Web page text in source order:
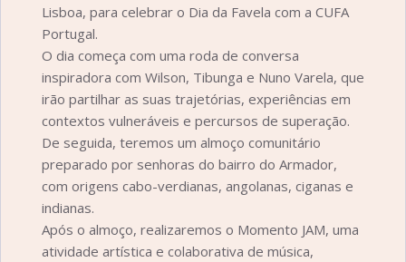
Lisboa, para celebrar o Dia da Favela com a CUFA
Portugal.
O dia começa com uma roda de conversa
inspiradora com Wilson, Tibunga e Nuno Varela, que
irão partilhar as suas trajetórias, experiências em
contextos vulneráveis e percursos de superação.
De seguida, teremos um almoço comunitário
preparado por senhoras do bairro do Armador,
com origens cabo-verdianas, angolanas, ciganas e
indianas.
Após o almoço, realizaremos o Momento JAM, uma
atividade artística e colaborativa de música,